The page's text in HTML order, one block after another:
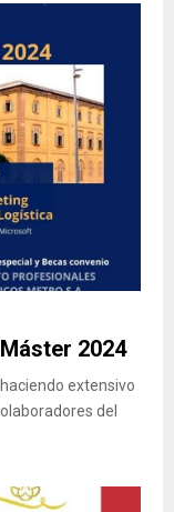
2024
extensivo
del